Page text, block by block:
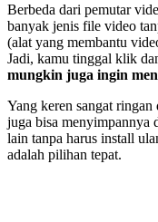
Berbeda dari pemutar
banyak jenis file video
(alat yang membantu
Jadi, kamu tinggal klik
mungkin juga ingin
Yang keren sangat
juga bisa menyimpannya
lain tanpa harus install
adalah pilihan tepat.